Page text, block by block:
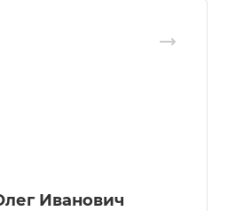
Иванович